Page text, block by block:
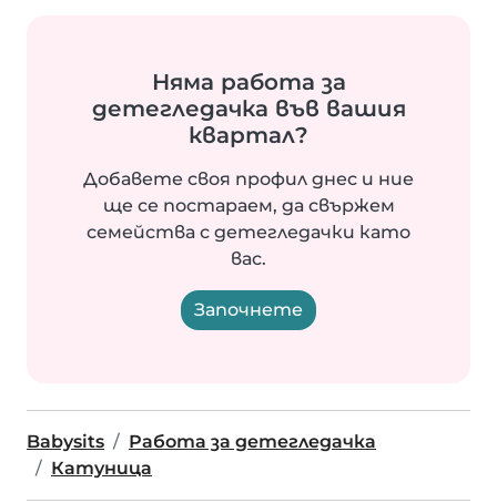
Няма работа за
детегледачка във вашия
квартал?
Добавете своя профил днес и ние
ще се постараем, да свържем
семейства с детегледачки като
вас.
Започнете
Babysits
Работа за детегледачка
Катуница